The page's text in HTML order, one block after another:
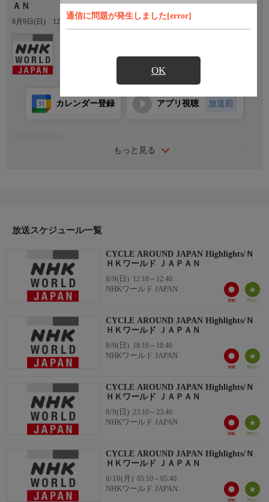
通信に問題が発生しました[error]
OK
ＡＮ
8月9日(日) 12:10〜12:40
もっと見る
カレンダー登録 アプリ視聴 放送前
自転車ならではのスピードと目線で日本各地を駆け抜ける旅番
放送スケジュール一覧
CYCLE AROUND JAPAN Highlights/Ｎ
ＨＫワールド ＪＡＰＡＮ
8/9(日) 12:10～12:40
NHKワールド JAPAN
CYCLE AROUND JAPAN Highlights/Ｎ
ＨＫワールド ＪＡＰＡＮ
8/9(日) 18:10～18:40
NHKワールド JAPAN
CYCLE AROUND JAPAN Highlights/Ｎ
ＨＫワールド ＪＡＰＡＮ
8/9(日) 23:10～23:40
NHKワールド JAPAN
CYCLE AROUND JAPAN Highlights/Ｎ
ＨＫワールド ＪＡＰＡＮ
8/10(月) 05:10～05:40
NHKワールド JAPAN